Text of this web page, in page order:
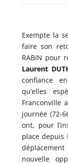
Exempte la
faire son
RABIN pour
Laurent
confiance
qu’elles
Franconville
journée (72-
ont, pour
place depuis
nouvelle